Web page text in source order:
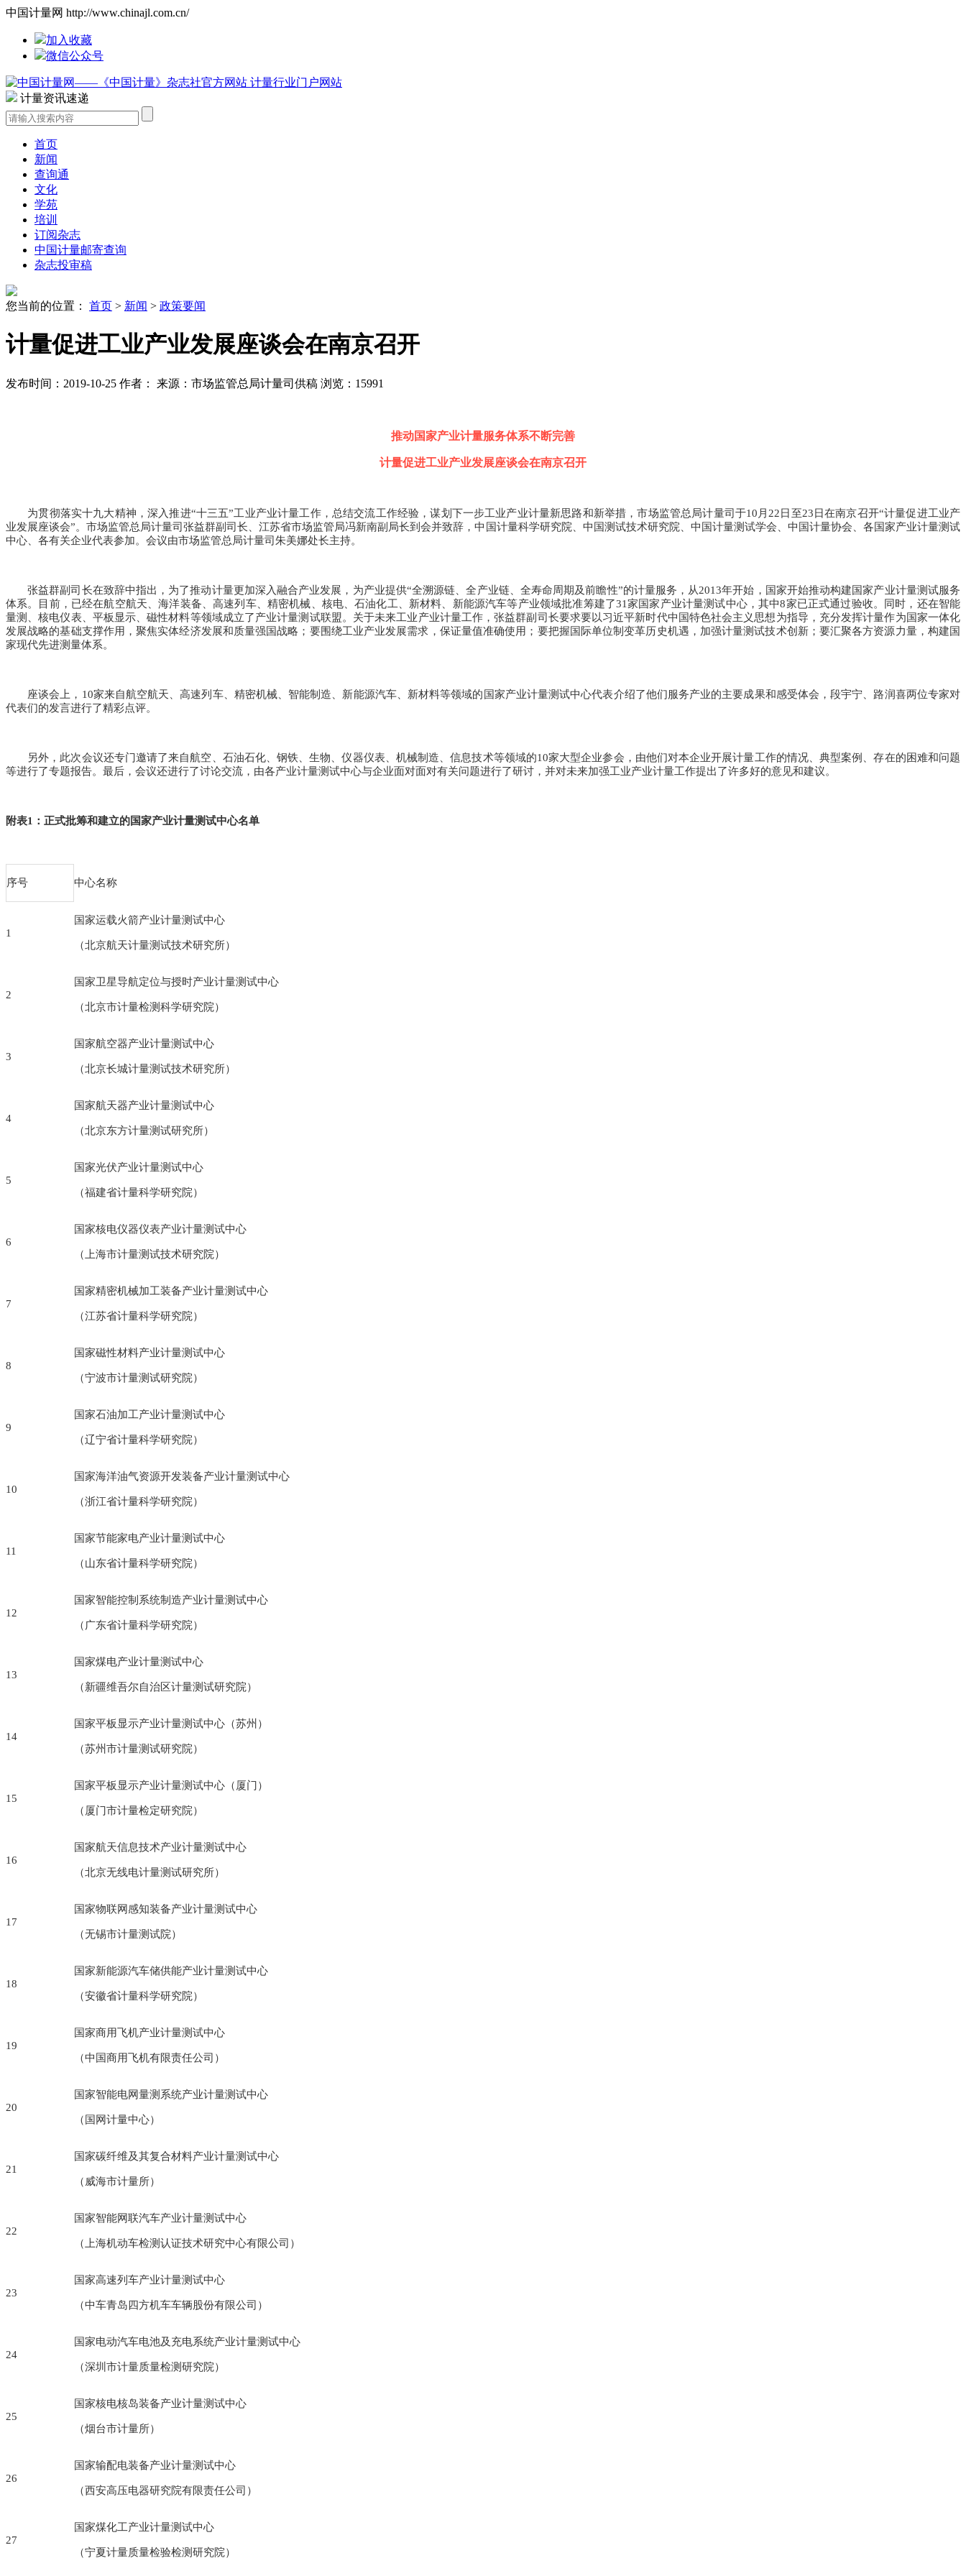
中国计量网 http://www.chinajl.com.cn/
加入收藏
微信公众号
计量资讯速递
首页
新闻
查询通
文化
学苑
培训
订阅杂志
中国计量邮寄查询
杂志投审稿
您当前的位置： 首页 > 新闻 > 政策要闻
计量促进工业产业发展座谈会在南京召开
发布时间：2019-10-25 作者： 来源：市场监管总局计量司供稿 浏览：15991
推动国家产业计量服务体系不断完善
计量促进工业产业发展座谈会在南京召开
为贯彻落实十九大精神，深入推进“十三五”工业产业计量工作，总结交流工作经验，谋划下一步工业产业计量新思路和新举措，市场监管总局计量司于10月22日至23日在南京召开“计量促进工业产
业发展座谈会”。市场监管总局计量司张益群副司长、江苏省市场监管局冯新南副局长到会并致辞，中国计量科学研究院、中国测试技术研究院、中国计量测试学会、中国计量协会、各国家产业计量测试
中心、各有关企业代表参加。会议由市场监管总局计量司朱美娜处长主持。
张益群副司长在致辞中指出，为了推动计量更加深入融合产业发展，为产业提供“全溯源链、全产业链、全寿命周期及前瞻性”的计量服务，从2013年开始，国家开始推动构建国家产业计量测试服务
体系。
目前，已经在航空航天、海洋装备、高速列车、精密机械、核电、石油化工、新材料、新能源汽车等产业领域批准筹建了31家国家产业计量测试中心，其中8家已正式通过验收。
同时，还在智能
量测、核电仪表、平板显示、磁性材料等领域成立了产业计量测试联盟。 关于未来工业产业计量工作，张益群副司长要求要以习近平新时代中国特色社会主义思想为指导，充分发挥计量作为国家一体化
发展战略的基础支撑作用，聚焦实体经济发展和质量强国战略； 要围绕工业产业发展需求，保证量值准确使用； 要把握国际单位制变革历史机遇，加强计量测试技术创新； 要汇聚各方资源力量，构建国
家现代先进测量体系。
座谈会上，10家来自航空航天、高速列车、精密机械、智能制造、新能源汽车、新材料等领域的国家产业计量测试中心代表介绍了他们服务产业的主要成果和感受体会，段宇宁、路润喜两位专家对
代表们的发言进行了精彩点评。
另外，此次会议还专门邀请了来自航空、石油石化、钢铁、生物、仪器仪表、机械制造、信息技术等领域的10家大型企业参会，由他们对本企业开展计量工作的情况、典型案例、存在的困难和问题
等进行了专题报告。最后，会议还进行了讨论交流，由各产业计量测试中心与企业面对面对有关问题进行了研讨，并对未来加强工业产业计量工作提出了许多好的意见和建议。
附表1： 正式批筹和建立的国家产业计量测试中心名单
序号 中心名称
1
国家运载火箭产业计量测试中心
（北京航天计量测试技术研究所）
2
国家卫星导航定位与授时产业计量测试中心
（北京市计量检测科学研究院）
3
国家航空器产业计量测试中心
（北京长城计量测试技术研究所）
4
国家航天器产业计量测试中心
（北京东方计量测试研究所）
5
国家光伏产业计量测试中心
（福建省计量科学研究院）
6
国家核电仪器仪表产业计量测试中心
（上海市计量测试技术研究院）
7
国家精密机械加工装备产业计量测试中心
（江苏省计量科学研究院）
8
国家磁性材料产业计量测试中心
（宁波市计量测试研究院）
9
国家石油加工产业计量测试中心
（辽宁省计量科学研究院）
10
国家海洋油气资源开发装备产业计量测试中心
（浙江省计量科学研究院）
11
国家节能家电产业计量测试中心
（山东省计量科学研究院）
12
国家智能控制系统制造产业计量测试中心
（广东省计量科学研究院）
13
国家煤电产业计量测试中心
（新疆维吾尔自治区计量测试研究院）
14
国家平板显示产业计量测试中心（苏州）
（苏州市计量测试研究院）
15
国家平板显示产业计量测试中心（厦门）
（厦门市计量检定研究院）
16
国家航天信息技术产业计量测试中心
（北京无线电计量测试研究所）
17
国家物联网感知装备产业计量测试中心
（无锡市计量测试院）
18
国家新能源汽车储供能产业计量测试中心
（安徽省计量科学研究院）
19
国家商用飞机产业计量测试中心
（中国商用飞机有限责任公司）
20
国家智能电网量测系统产业计量测试中心
（国网计量中心）
21
国家碳纤维及其复合材料产业计量测试中心
（威海市计量所）
22
国家智能网联汽车产业计量测试中心
（上海机动车检测认证技术研究中心有限公司）
23
国家高速列车产业计量测试中心
（中车青岛四方机车车辆股份有限公司）
24
国家电动汽车电池及充电系统产业计量测试中心
（深圳市计量质量检测研究院）
25
国家核电核岛装备产业计量测试中心
（烟台市计量所）
26
国家输配电装备产业计量测试中心
（西安高压电器研究院有限责任公司）
27
国家煤化工产业计量测试中心
（宁夏计量质量检验检测研究院）